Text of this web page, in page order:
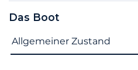
Das Boot
Name des Kriteriums
Allgemeiner Zustand